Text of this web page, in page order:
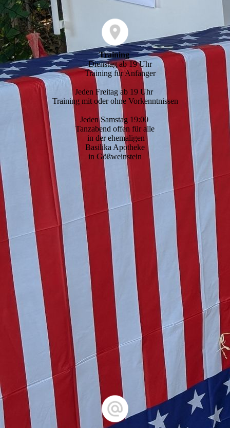
Training
Dienstag ab 19 Uhr
Training für Anfänger
Jeden Freitag ab 19 Uhr
Training mit oder ohne Vorkenntnissen
Jeden Samstag 19:00
Tanzabend offen für alle
in der ehemaligen
Basilika Apotheke
in Gößweinstein